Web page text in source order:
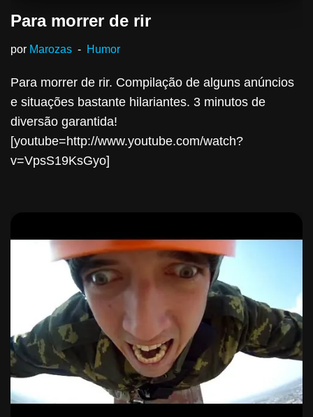
Para morrer de rir
por Marozas Humor
Para morrer de rir. Compilação de alguns anúncios
e situações bastante hilariantes. 3 minutos de
diversão garantida!
[youtube=http://www.youtube.com/watch?
v=VpsS19KsGyo]